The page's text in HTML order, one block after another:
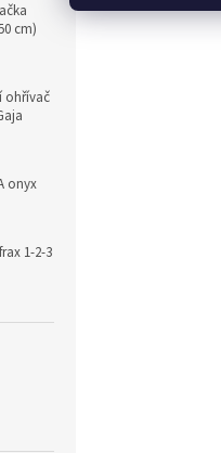
cm)
ohřívač
onyx
1-2-3